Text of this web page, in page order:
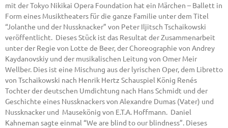
mit der Tokyo Nikikai Opera Foundation hat ein Märchen – Ballett in
Form eines Musiktheaters für die ganze Familie unter dem Titel
“Jolanthe und der Nussknacker” von Peter Iljitsch Tschaikowski
veröffentlicht. Dieses Stück ist das Resultat der Zusammenarbeit
unter der Regie von Lotte de Beer, der Choreographie von Andrey
Kaydanovskiy und der musikalischen Leitung von Omer Meir
Wellber. Dies ist eine Mischung aus der lyrischen Oper, dem Libretto
von Tschaikowski nach Henrik Hertz Schauspiel König Renés
Tochter der deutschen Umdichtung nach Hans Schmidt und der
Geschichte eines Nussknackers von Alexandre Dumas (Vater) und
Nussknacker und Mausekönig von E.T.A. Hoffmann. Daniel
Kahneman sagte einmal “We are blind to our blindness”. Dieses